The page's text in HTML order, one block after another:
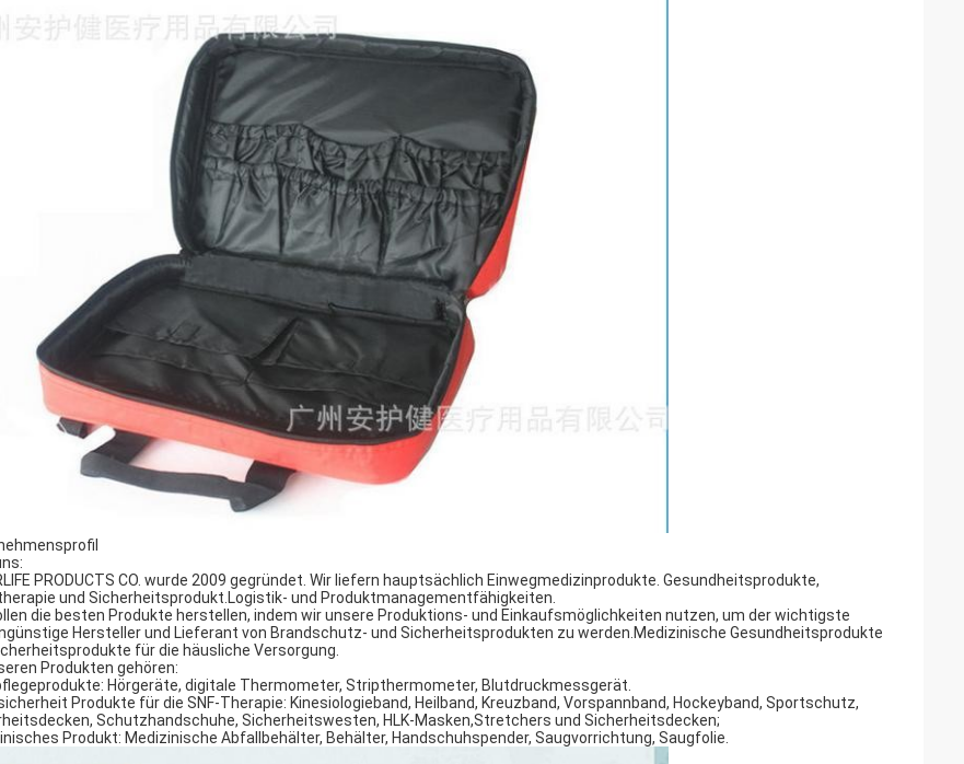
PRODUCTS CO. wurde 2009 gegründet. Wir liefern hauptsächlich Einwegmedizinprodukte. Gesundheitsprodukte,
und Sicherheitsprodukt.Logistik- und Produktmanagementfähigkeiten.
die besten Produkte herstellen, indem wir unsere Produktions- und Einkaufsmöglichkeiten nutzen, um der wichtigste
Hersteller und Lieferant von Brandschutz- und Sicherheitsprodukten zu werden.Medizinische Gesundheitsprodukte
für die häusliche Versorgung.
Produkten gehören:
Hörgeräte, digitale Thermometer, Stripthermometer, Blutdruckmessgerät.
Produkte für die SNF-Therapie: Kinesiologieband, Heilband, Kreuzband, Vorspannband, Hockeyband, Sportschutz,
Schutzhandschuhe, Sicherheitswesten, HLK-Masken,Stretchers und Sicherheitsdecken;
Produkt: Medizinische Abfallbehälter, Behälter, Handschuhspender, Saugvorrichtung, Saugfolie.